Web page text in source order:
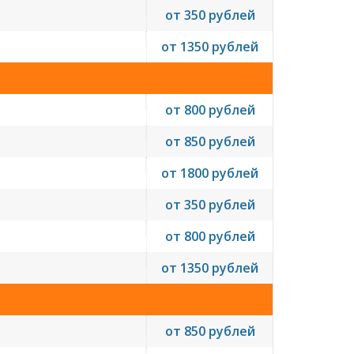
от 350 рублей
от 1350 рублей
от 800 рублей
от 850 рублей
от 1800 рублей
от 350 рублей
от 800 рублей
от 1350 рублей
от 850 рублей